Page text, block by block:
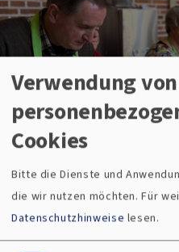
Nach evangelischem
jeder Christ in einem
Daher ist auch jeder
Glaubens an andere Menschen
Verwendung von
Cookies
Bitte die Dienste und
die wir nutzen möchten.Für
Datenschutzhinweise lesen.